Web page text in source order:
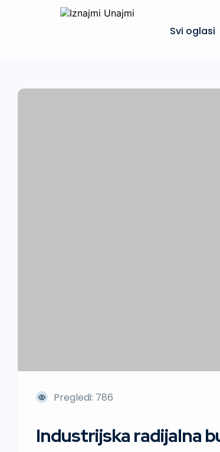
Svi oglasi
Pregledi: 786
Industrijska radijalna